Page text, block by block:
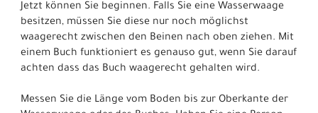
Jetzt können Sie beginnen. Falls Sie eine Wasserwaage
besitzen, müssen Sie diese nur noch möglichst
waagerecht zwischen den Beinen nach oben ziehen. Mit
einem Buch funktioniert es genauso gut, wenn Sie darauf
achten dass das Buch waagerecht gehalten wird.
Messen Sie die Länge vom Boden bis zur Oberkante der